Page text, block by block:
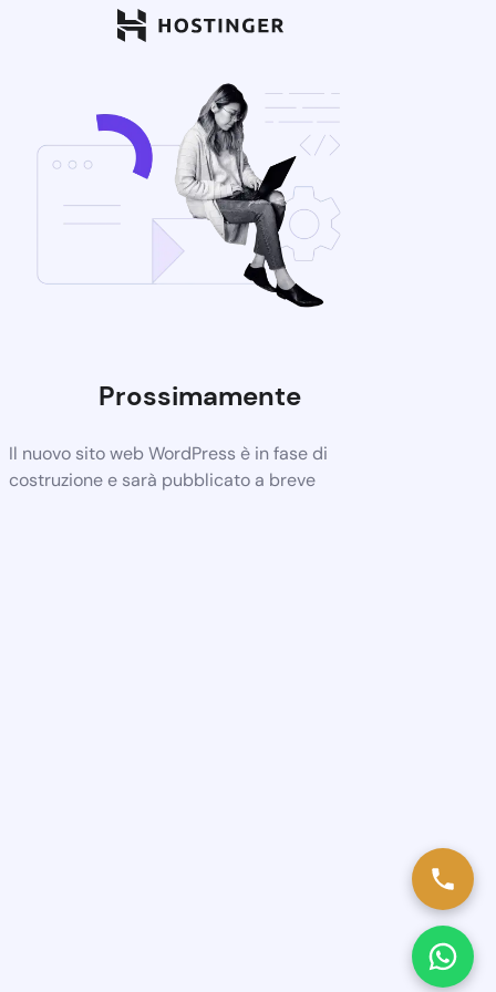
Prossimamente
Il nuovo sito web WordPress è in fase di
costruzione e sarà pubblicato a breve